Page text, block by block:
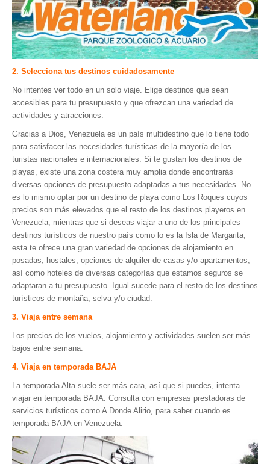
Servicios
Diseño de Websites
Hosting / Alojamiento para Websites
Publicidad
Tienda en línea
2. Selecciona tus destinos cuidadosamente
No intentes ver todo en un solo viaje. Elige destinos que sean
accesibles para tu presupuesto y que ofrezcan una variedad de
actividades y atracciones.
Gracias a Dios, Venezuela es un país multidestino que lo tiene todo
para satisfacer las necesidades turísticas de la mayoría de los
turistas nacionales e internacionales. Si te gustan los destinos de
playas, existe una zona costera muy amplia donde encontrarás
diversas opciones de presupuesto adaptadas a tus necesidades. No
es lo mismo optar por un destino de playa como Los Roques cuyos
precios son más elevados que el resto de los destinos playeros en
Venezuela, mientras que si deseas viajar a uno de los principales
destinos turísticos de nuestro país como lo es la Isla de Margarita,
esta te ofrece una gran variedad de opciones de alojamiento en
posadas, hostales, opciones de alquiler de casas y/o apartamentos,
así como hoteles de diversas categorías que estamos seguros se
adaptaran a tu presupuesto. Igual sucede para el resto de los destinos
turísticos de montaña, selva y/o ciudad.
3. Viaja entre semana
Los precios de los vuelos, alojamiento y actividades suelen ser más
bajos entre semana.
4. Viaja en temporada BAJA
La temporada Alta suele ser más cara, así que si puedes, intenta
viajar en temporada BAJA. Consulta con empresas prestadoras de
servicios turísticos como A Donde Alirio, para saber cuando es
temporada BAJA en Venezuela.